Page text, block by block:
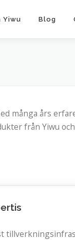
Yiwu Blog
många års
från Yiwu